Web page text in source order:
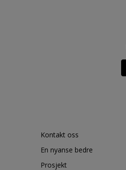
Kontakt oss
En nyanse bedre
Prosjekt